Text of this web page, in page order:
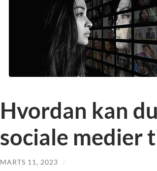
Hvordan kan
sociale medier
MARTS 11, 2023 /